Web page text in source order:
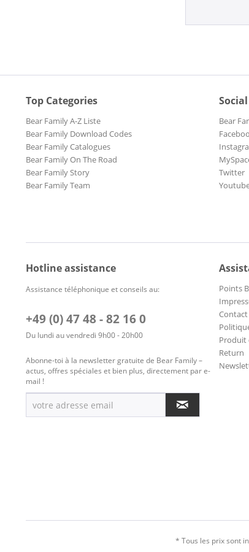
Top Categories
Bear Family A-Z Liste
Bear Family Download Codes
Bear Family Catalogues
Bear Family On The Road
Bear Family Story
Bear Family Team
Bear
Twitter
Hotline assistance
Assistance téléphonique et conseils au:
+49 (0) 47 48 - 82 16 0
Du lundi au vendredi 9h00 - 20h00
Abonne-toi à la newsletter gratuite de Bear Family –
actus, offres spéciales et bien plus, directement par e-
mail !
Points
Contact
Produit
Return
* Tous les prix sont